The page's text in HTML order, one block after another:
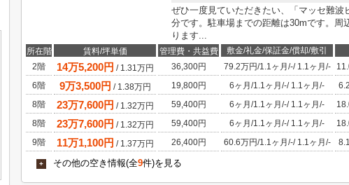
ぜひ一度見ていただきたい、「マッセ難
分です。駐車場までの距離は30mです。周
ります...
所在階 賃料/坪単価 管理費・共益費 敷金/礼金/保証金/償却/敷引
2階
14万5,200円 / 1.31万円 36,300円 79.2万円/1.1ヶ月 /-/ 1.1ヶ月 /-
6階
9万3,500円 / 1.38万円 19,800円 6ヶ月 /1.1ヶ月 /-/ 1.1ヶ月 /-
8階
23万7,600円 / 1.32万円 59,400円 6ヶ月 /1.1ヶ月 /-/ 1.1ヶ月 /-
8階
23万7,600円 / 1.32万円 59,400円 6ヶ月 /1.1ヶ月 /-/ 1.1ヶ月 /-
9階
11万1,100円 / 1.37万円 26,400円 60.6万円/1.1ヶ月 /-/ 1.1ヶ月 /-
+ その他の空き情報(全9件)を見る